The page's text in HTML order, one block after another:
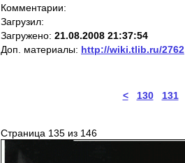
Комментарии:
Загрузил:
Загружено: 21.08.2008 21:37:54
Доп. материалы: http://wiki.tlib.ru/2762
< 130 131
Страница 135 из 146